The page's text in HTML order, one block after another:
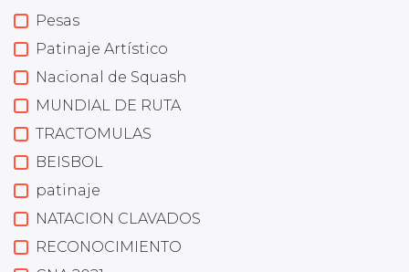
Pesas
Patinaje Artístico
Nacional de Squash
MUNDIAL DE RUTA
TRACTOMULAS
BEISBOL
patinaje
NATACION CLAVADOS
RECONOCIMIENTO